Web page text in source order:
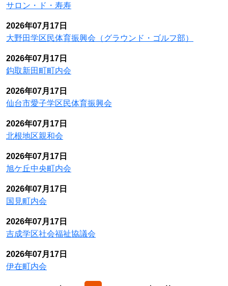
サロン・ド・寿寿
2026年07月17日
大野田学区民体育振興会（グラウンド・ゴルフ部）
2026年07月17日
鈎取新田町町内会
2026年07月17日
仙台市愛子学区民体育振興会
2026年07月17日
北根地区親和会
2026年07月17日
旭ケ丘中央町内会
2026年07月17日
国見町内会
2026年07月17日
吉成学区社会福祉協議会
2026年07月17日
伊在町内会